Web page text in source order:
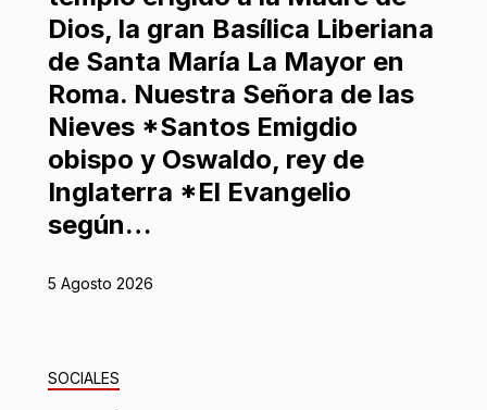
Dios, la gran Basílica Liberiana
de Santa María La Mayor en
Roma. Nuestra Señora de las
Nieves *Santos Emigdio
obispo y Oswaldo, rey de
Inglaterra *El Evangelio
según…
5 Agosto 2026
SOCIALES